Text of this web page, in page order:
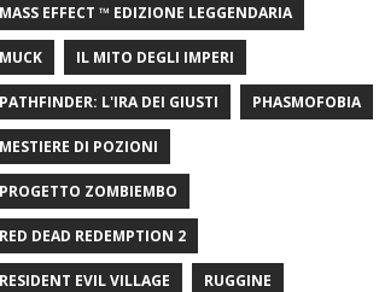
MASS EFFECT ™ EDIZIONE LEGGENDARIA
MUCK IL MITO DEGLI IMPERI
PATHFINDER: L'IRA DEI GIUSTI PHASMOFOBIA
MESTIERE DI POZIONI
PROGETTO ZOMBIEMBO
RED DEAD REDEMPTION 2
RESIDENT EVIL VILLAGE RUGGINE